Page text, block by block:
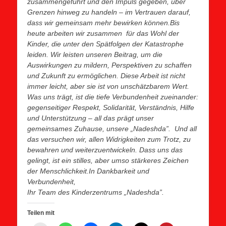
zusammengeführt und den Impuls gegeben, über
Grenzen hinweg zu handeln – im Vertrauen darauf,
dass wir gemeinsam mehr bewirken können.Bis
heute arbeiten wir zusammen für das Wohl der
Kinder, die unter den Spätfolgen der Katastrophe
leiden. Wir leisten unseren Beitrag, um die
Auswirkungen zu mildern, Perspektiven zu schaffen
und Zukunft zu ermöglichen. Diese Arbeit ist nicht
immer leicht, aber sie ist von unschätzbarem Wert.
Was uns trägt, ist die tiefe Verbundenheit zueinander:
gegenseitiger Respekt, Solidarität, Verständnis, Hilfe
und Unterstützung – all das prägt unser
gemeinsames Zuhause, unsere „Nadeshda”. Und all
das versuchen wir, allen Widrigkeiten zum Trotz, zu
bewahren und weiterzuentwickeln. Dass uns das
gelingt, ist ein stilles, aber umso stärkeres Zeichen
der Menschlichkeit.In Dankbarkeit und
Verbundenheit,
Ihr Team des Kinderzentrums „Nadeshda”.
Teilen mit